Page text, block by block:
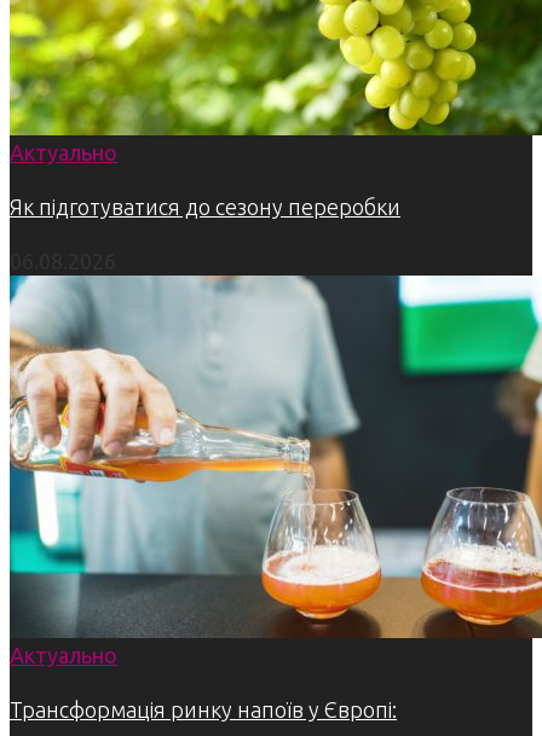
Актуально
Як підготуватися до сезону переробки
Актуально
Трансформація ринку напоїв у Європі: